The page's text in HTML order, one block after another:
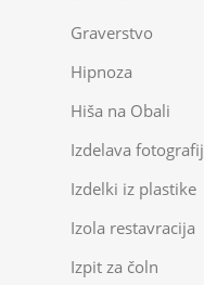
Graverstvo
Hipnoza
Hiša na Obali
Izdelava fotografij
Izdelki iz plastike
Izola restavracija
Izpit za čoln